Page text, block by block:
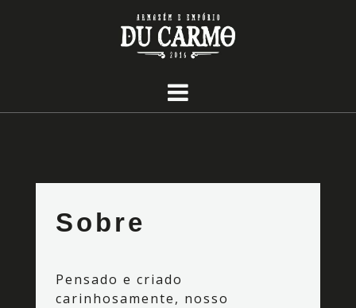
Sobre
Pensado e criado
carinhosamente, nosso